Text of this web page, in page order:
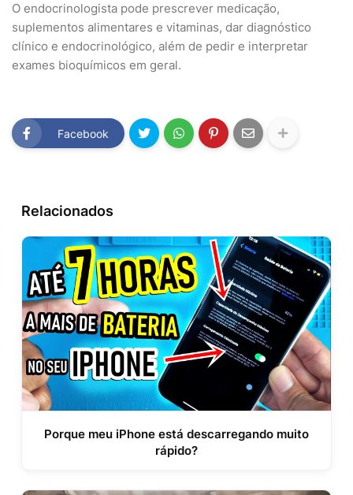
O endocrinologista pode prescrever medicação,
suplementos alimentares e vitaminas, dar diagnóstico
clínico e endocrinológico, além de pedir e interpretar
exames bioquímicos em geral.
Facebook
Relacionados
Porque meu iPhone está descarregando muito
rápido?